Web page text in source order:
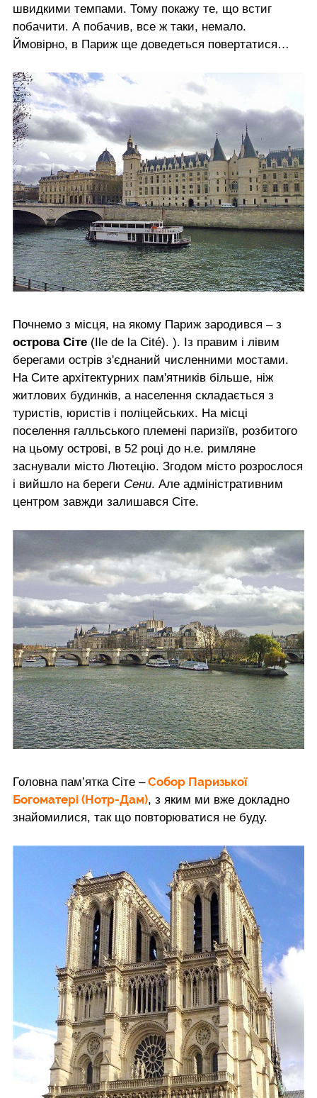
швидкими темпами. Тому покажу те, що встиг
побачити. А побачив, все ж таки, немало.
Ймовірно, в Париж ще доведеться повертатися…
Почнемо з місця, на якому Париж зародився – з
острова Сіте (Ile de la Cité). ). Із правим і лівим
берегами острів з'єднаний численними мостами.
На Сите архітектурних пам'ятників більше, ніж
житлових будинків, а населення складається з
туристів, юристів і поліцейських. На місці
поселення галльського племені паризіїв, розбитого
на цьому острові, в 52 році до н.е. римляне
заснували місто Лютецію. Згодом місто розрослося
і вийшло на береги Сени. Але адміністративним
центром завжди залишався Сіте.
Головна пам’ятка Сіте –Собор Паризької
Богоматері (Нотр-Дам), з яким ми вже докладно
знайомилися, так що повторюватися не буду.